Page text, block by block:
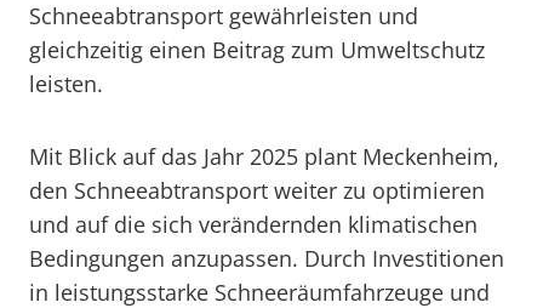
Schneeabtransport gewährleisten und
gleichzeitig einen Beitrag zum Umweltschutz
leisten.
Mit Blick auf das Jahr 2025 plant Meckenheim,
den Schneeabtransport weiter zu optimieren
und auf die sich verändernden klimatischen
Bedingungen anzupassen. Durch Investitionen
in leistungsstarke Schneeräumfahrzeuge und